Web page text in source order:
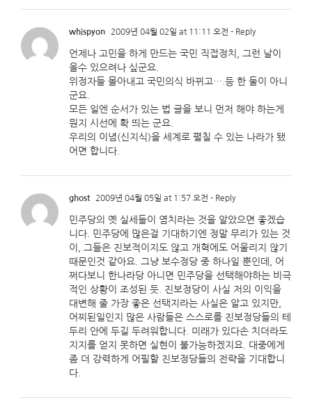
whispyon 2009년 04월 02일 at 11:11 오전 - Reply
언제나 고민을 하게 만드는 국민 직접정치, 그런 날이
올수 있으려나 싶군요.
위정자들 몰아내고 국민의식 바뀌고….등 한 둘이 아니
군요.
모든 일엔 순서가 있는 법 글을 보니 먼저 해야 하는게
뭔지 시선에 확 띄는 군요.
우리의 이념(신지식)을 세계로 펼칠 수 있는 나라가 됐
어면 합니다.
ghost 2009년 04월 05일 at 1:57 오전 - Reply
민주당의 옛 실세들이 염치라는 것을 알았으면 좋겠습
니다. 민주당에 많은걸 기대하기엔 정말 무리가 있는 것
이, 그들은 진보적이지도 않고 개혁에도 어울리지 않기
때문인것 같아요. 그냥 보수정당 중 하나일 뿐인데, 어
쩌다보니 한나라당 아니면 민주당을 선택해야하는 비극
적인 상황이 조성된 듯. 진보정당이 사실 저의 이익을
대변해 줄 가장 좋은 선택지라는 사실은 알고 있지만,
어찌된일인지 많은 사람들은 스스로를 진보정당들의 테
두리 안에 두길 두려워합니다. 미래가 있다손 치더라도
지지를 얻지 못하면 실현이 불가능하겠지요. 대중에게
좀 더 강력하게 어필할 진보정당들의 전략을 기대합니
다.